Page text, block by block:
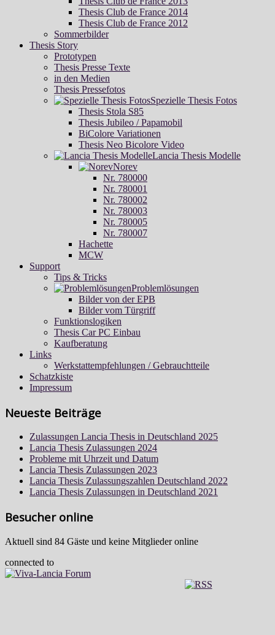
Thesis Club de France 2014
Thesis Club de France 2012
Sommerbilder
Thesis Story
Prototypen
Thesis Presse Texte
in den Medien
Thesis Pressefotos
Spezielle Thesis Fotos
Thesis Stola S85
Thesis Jubileo / Papamobil
BiColore Variationen
Thesis Neo Bicolore Video
Lancia Thesis Modelle
Norev
Nr. 780000
Nr. 780001
Nr. 780002
Nr. 780003
Nr. 780005
Nr. 780007
Hachette
MCW
Support
Tips & Tricks
Problemlösungen
Bilder von der EPB
Bilder vom Türgriff
Funktionslogiken
Thesis Car PC Einbau
Kaufberatung
Links
Werkstattempfehlungen / Gebrauchtteile
Schatzkiste
Impressum
Neueste Beiträge
Zulassungen Lancia Thesis in Deutschland 2025
Lancia Thesis Zulassungen 2024
Probleme mit Uhrzeit und Datum
Lancia Thesis Zulassungen 2023
Lancia Thesis Zulassungszahlen Deutschland 2022
Lancia Thesis Zulassungen in Deutschland 2021
Besucher online
Aktuell sind 84 Gäste und keine Mitglieder online
connected to